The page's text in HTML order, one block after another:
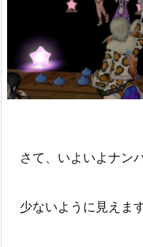
さて、いよいよナン
少ないように見えま